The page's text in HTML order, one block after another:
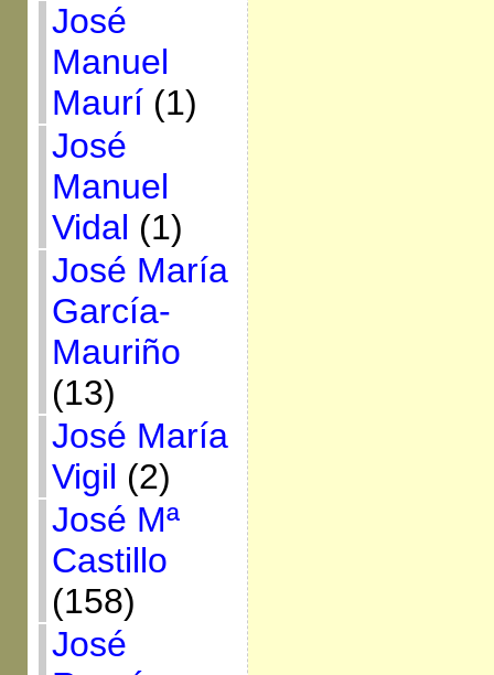
José
Manuel
Maurí(1)
José
Manuel
Vidal (1)
José María
García-
Mauriño
(13)
José María
Vigil (2)
José Mª
Castillo
(158)
José